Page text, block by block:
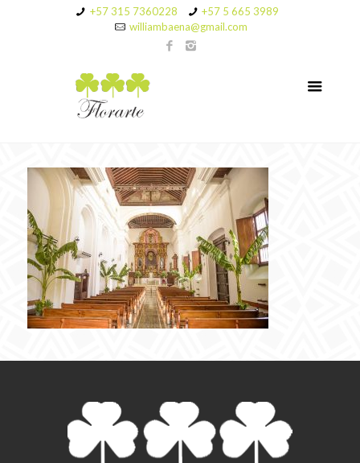
+57 315 7360228
+57 5 665 3989
williambaena@gmail.com